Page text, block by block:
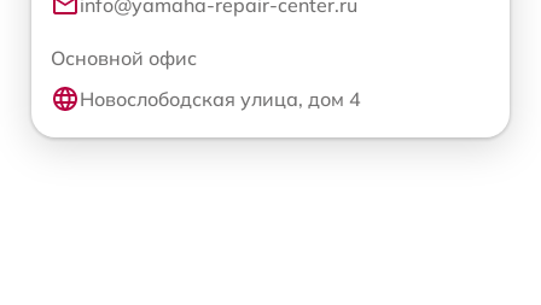
Основной офис
Новослободская улица, дом 4